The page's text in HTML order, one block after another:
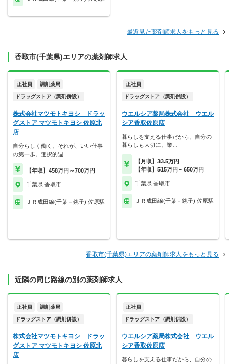
最近見た薬剤師求人をもっと見る
香取市(千葉県)エリアの薬剤師求人
正社員 調剤薬局
ドラッグストア（調剤併設）
株式会社マツモトキヨシ ドラッ
グストア マツモトキヨシ 佐原北
店
自分らしく働く。それが、いい仕事
の第一歩。選択的週…
【年収】458万円～700万円
千葉県 香取市
ＪＲ成田線(千葉－銚子) 佐原駅
正社員
ドラッグストア（調剤併設）
ウエルシア薬局株式会社 ウエル
シア香取佐原店
暮らしを支える仕事だから、自分の
暮らしも大切に。業…
【月収】33.5万円
【年収】515万円～650万円
千葉県 香取市
ＪＲ成田線(千葉－銚子) 佐原駅
香取市(千葉県)エリアの薬剤師求人をもっと見る
近隣の同じ路線の別の薬剤師求人
正社員 調剤薬局
ドラッグストア（調剤併設）
株式会社マツモトキヨシ ドラッ
グストア マツモトキヨシ 佐原北
店
正社員
ドラッグストア（調剤併設）
ウエルシア薬局株式会社 ウエル
シア香取佐原店
暮らしを支える仕事だから、自分の